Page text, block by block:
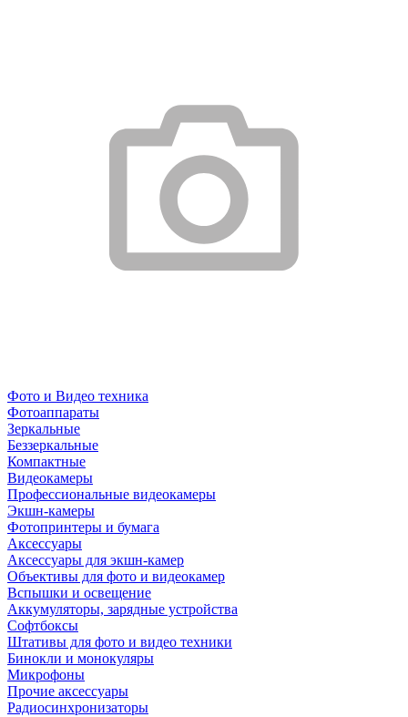
Фото и Видео техника
Фотоаппараты
Зеркальные
Беззеркальные
Компактные
Видеокамеры
Профессиональные видеокамеры
Экшн-камеры
Фотопринтеры и бумага
Аксессуары
Аксессуары для экшн-камер
Объективы для фото и видеокамер
Вспышки и освещение
Аккумуляторы, зарядные устройства
Софтбоксы
Штативы для фото и видео техники
Бинокли и монокуляры
Микрофоны
Прочие аксессуары
Радиосинхронизаторы